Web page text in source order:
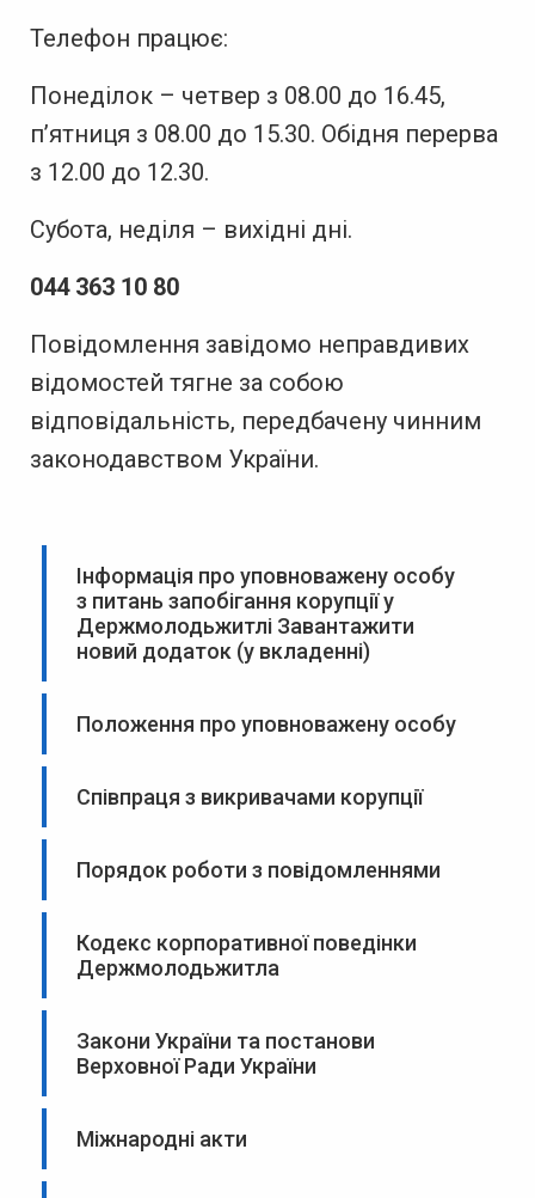
Телефон працює:
Понеділок – четвер з 08.00 до 16.45,
п’ятниця з 08.00 до 15.30. Обідня перерва
з 12.00 до 12.30.
Субота, неділя – вихідні дні.
044 363 10 80
Повідомлення завідомо неправдивих
відомостей тягне за собою
відповідальність, передбачену чинним
законодавством України.
Інформація про уповноважену особу
з питань запобігання корупції у
Держмолодьжитлі Завантажити
новий додаток (у вкладенні)
Положення про уповноважену особу
Співпраця з викривачами корупції
Порядок роботи з повідомленнями
Кодекс корпоративної поведінки
Держмолодьжитла
Закони України та постанови
Верховної Ради України
Міжнародні акти